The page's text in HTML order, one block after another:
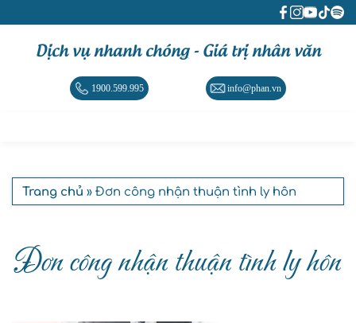
Dịch vụ nhanh chóng - Giá trị nhân văn
1900.599.995 info@phan.vn
Trang chủ » Đơn công nhận thuận tình ly hôn
Đơn công nhận thuận tình ly hôn